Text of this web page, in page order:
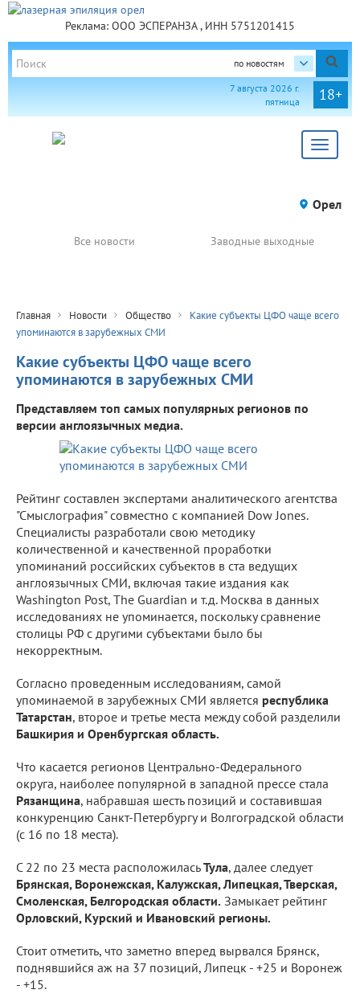
Реклама: ООО ЭСПЕРАНЗА , ИНН 5751201415
по новостям
18+
7 августа 2026 г.
пятница
Toggle
Орел
Все новости Заводные выходные
Главная Новости Общество
Какие субъекты ЦФО чаще всего
упоминаются в зарубежных СМИ
Какие субъекты ЦФО чаще всего
упоминаются в зарубежных СМИ
Представляем топ самых популярных регионов по
версии англоязычных медиа.
Рейтинг составлен экспертами аналитического агентства
"Смыслография" совместно с компанией Dow Jones.
Специалисты разработали свою методику
количественной и качественной проработки
упоминаний российских субъектов в ста ведущих
англоязычных СМИ, включая такие издания как
Washington Post, The Guardian и т.д. Москва в данных
исследованиях не упоминается, поскольку сравнение
столицы РФ с другими субъектами было бы
некорректным.
Согласно проведенным исследованиям, самой
упоминаемой в зарубежных СМИ является республика
Татарстан, второе и третье места между собой разделили
Башкирия и Оренбургская область.
Что касается регионов Центрально-Федерального
округа, наиболее популярной в западной прессе стала
Рязанщина, набравшая шесть позиций и составившая
конкуренцию Санкт-Петербургу и Волгоградской области
(с 16 по 18 места).
С 22 по 23 места расположиласьТула, далее следует
Брянская, Воронежская, Калужская, Липецкая, Тверская,
Смоленская, Белгородская области. Замыкает рейтинг
Орловский, Курский и Ивановский регионы.
Стоит отметить, что заметно вперед вырвался Брянск,
поднявшийся аж на 37 позиций, Липецк - +25 и Воронеж
- +15.